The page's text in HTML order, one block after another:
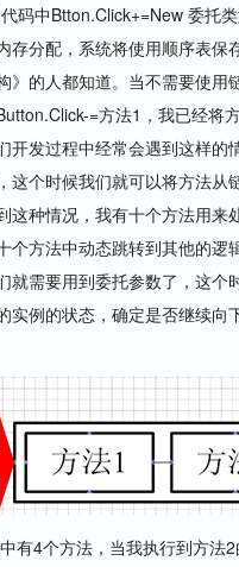
码中Btton.Click+=New 委托
存分配，系统将使用顺序表
》的人都知道。当不需要使
=方法1，我已经将
开发过程中经常会遇到这样
这个时候我们就可以将方法
这种情况，我有十个方法用
个方法中动态跳转到其他的逻
就需要用到委托参数了，这
实例的状态，确定是否继续向
有4个方法，当我执行到方法